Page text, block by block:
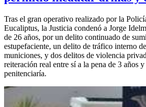
Tras el gran operativo realizado por la
Eucaliptus, la Justicia condenó a Jorge
de 26 años, por un delito continuado de
estupefaciente, un delito de tráfico interno
municiones, y dos delitos de violencia
reiteración real entre sí a la pena de 3 años y
penitenciaría.